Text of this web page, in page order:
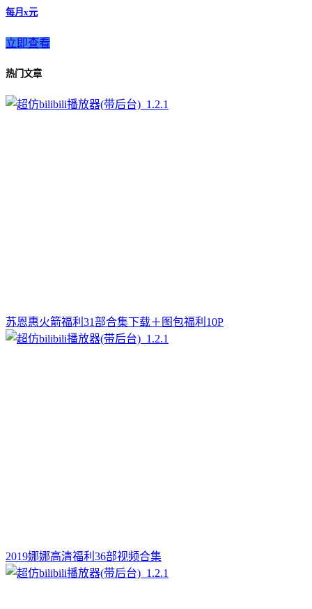
每月x元
立即查看
热门文章
苏恩惠火箭福利31部合集下载＋图包福利10P
2019娜娜高清福利36部视频合集